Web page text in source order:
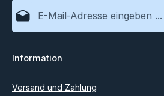
E-Mail-Adresse*
Ich habe dieDatenschutzbestimmungen
einverstanden.
Information
Versand und Zahlung